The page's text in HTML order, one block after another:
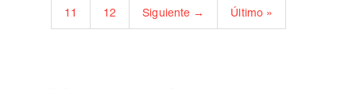
11 12 Siguiente → Último »